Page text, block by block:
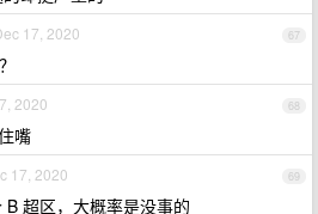
67
17, 2020
68
2020
嘴
69
17, 2020
超区，大概率是没事的